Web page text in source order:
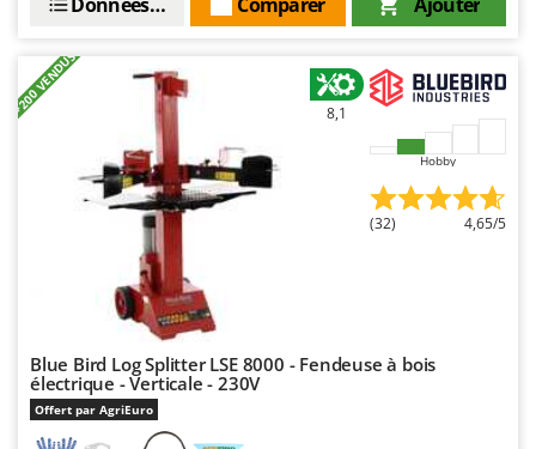
+200 VENDUS 8,1
Hobby
(32) 4,65/5
Blue Bird Log Splitter LSE 8000 - Fendeuse à bois
électrique - Verticale - 230V
Offert par AgriEuro